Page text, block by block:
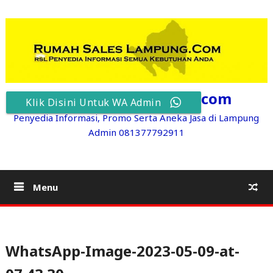
content
RumahSalesLampung.com
Penyedia Informasi, Promo Serta Aneka Jasa di Lampung
Admin 081377792911
Menu
WhatsApp-Image-2023-05-09-at-
Klik Disini Untuk WA Admin